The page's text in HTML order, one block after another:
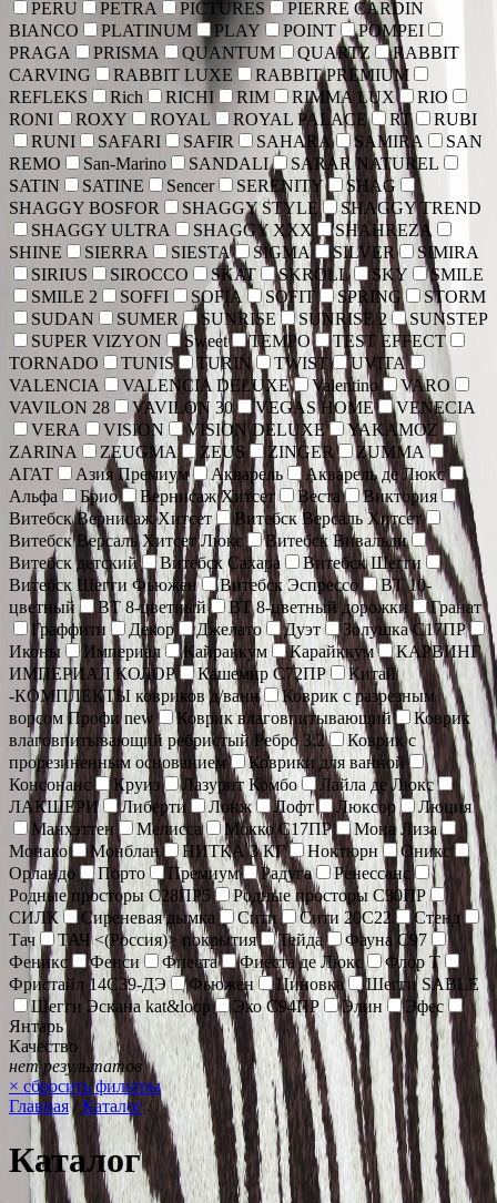
PERU PETRA PICTURES
PIERRE CARDIN
BIANCO
PLATINUM PLAY POINT
POMPEI
PRAGA
PRISMA QUANTUM QUARTZ
RABBIT
CARVING
RABBIT LUXE
RABBIT PREMIUM
REFLEKS
Rich RICHI RIM RIMMA LUX
RIO
RONI
ROXY ROYAL ROYAL PALACE RT
RUBI
RUNI
SAFARI SAFIR SAHARA SAMIRA
SAN
REMO
San-Marino SANDALI
SARAR NATUREL
SATIN
SATINE Sencer SERENITY
SHAG
SHAGGY BOSFOR
SHAGGY STYLE
SHAGGY TREND
SHAGGY ULTRA
SHAGGY XXX
SHAHREZA
SHINE
SIERRA SIESTA SIGMA SILVER
SIMIRA
SIRIUS
SIROCCO SKAT SKROLL SKY
SMILE
SMILE 2
SOFFI SOFIA SOFIT SPRING
STORM
SUDAN
SUMER SUNRISE SUNRISE 2
SUNSTEP
SUPER VIZYON
Sweet TEMPO
TEST EFFECT
TORNADO
TUNIS TURIN TWIST
UVITA
VALENCIA
VALENCIA DELUXE Valentino
VARO
VAVILON 28
VAVILON 30 VEGAS HOME
VENECIA
VERA
VISION VISION DELUXE
YAKAMOZ
ZARINA
ZEUGMA ZEUS ZINGER
ZUMMA
АГАТ
Азия Премиум Акварель
Акварель де Люкс
Альфа
Брио Вернисаж Хитсет Веста
Виктория
Витебск Вернисаж Хитсет
Витебск Версаль Хитсет
Витебск Версаль Хитсет Люкс
Витебск Вивальди
Витебск детский
Витебск Сахара
Витебск Шегги
Витебск Шегги Фьюжен
Витебск Эспрессо
ВТ 10-
цветный
ВТ 8-цветный ВТ 8-цветный дорожки
Гранат
Граффити
Декор Джелато Дуэт
Золушка С17ПР
Иконы
Империал Кайраккум Карайккум
КАРВИНГ
ИМПЕРИАЛ КОЛОР
Кашемир С72ПР
Китай
-КОМПЛЕКТЫ ковриков д/ванн
Коврик c разрезным
ворсом Профи new
Коврик влаговпитывающий
Коврик
влаговпитывающий ребристый Ребро 3:2
Коврик с
прорезиненным основанием
Коврики для ванной
Консонанс
Круиз Лазурит Комбо
Лайла де Люкс
ЛАКШЕРИ
Либерти Лонж Лофт Люксор
Люция
Манхэттен
Мелисса Мокко С17ПР
Мона Лиза
Монако
Монблан НИТКА 3 КГ Ноктюрн
Оникс
Орландо
Порто Премиум Радуга
Ренессанс
Родные просторы С28ПР5
Родные просторы С30ПР
СИЛК
Сиреневая дымка Сити Сити 20С22
Стенд
Тач
ТАЧ <(Россия)> покрытия Тейда
Фауна С97
Феникс
Фенси Фиеста Фиеста де Люкс
Флор Т
Фристайл 14С39-ДЭ
Фьюжен Циновка
Шегги SABLE
Шегги Эскана kat&loop
Эко С94ПР Элин
Эфес
Янтарь
Качество
нет результатов
× сбросить фильтры
Главная/ Каталог /
Каталог